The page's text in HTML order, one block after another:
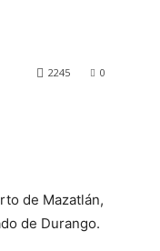
0
2245
de Mazatlán,
de Durango.